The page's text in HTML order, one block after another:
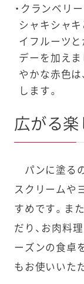
クランベリ
シャキシャ
イフルーツ
デーを加え
やかな赤色は
します。
広がる楽
パンに塗る
スクリームや
すめです。ま
だり、お肉料
ーズンの食卓
もお使いいた